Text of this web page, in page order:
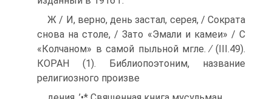
Ж / И, верно, день застал, серея, / Сократа
снова на столе, / Зато «Эмали и камеи» / С
«Колчаном» в самой пыльной мгле. ∕ (III.49).
КОРАН (1). Библиопоэтоним, название
религиозного произве­